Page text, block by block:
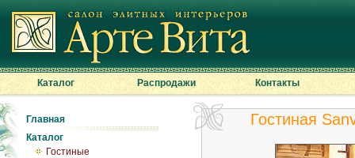
Каталог Распродажи Контакты
Главная
Каталог
Гостиные
Гостиная